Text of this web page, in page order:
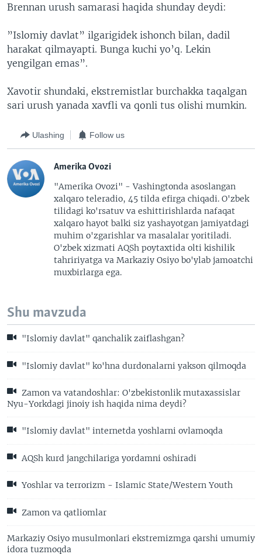
Brennan urush samarasi haqida shunday deydi:
”Islomiy davlat” ilgarigidek ishonch bilan, dadil
harakat qilmayapti. Bunga kuchi yo’q. Lekin
yengilgan emas”.
Xavotir shundaki, ekstremistlar burchakka taqalgan
sari urush yanada xavfli va qonli tus olishi mumkin.
Ulashing Follow us
Amerika Ovozi
"Amerika Ovozi" - Vashingtonda asoslangan
xalqaro teleradio, 45 tilda efirga chiqadi. O'zbek
tilidagi ko'rsatuv va eshittirishlarda nafaqat
xalqaro hayot balki siz yashayotgan jamiyatdagi
muhim o'zgarishlar va masalalar yoritiladi.
O'zbek xizmati AQSh poytaxtida olti kishilik
tahririyatga va Markaziy Osiyo bo'ylab jamoatchi
muxbirlarga ega.
Shu mavzuda
"Islomiy davlat" qanchalik zaiflashgan?
"Islomiy davlat" ko'hna durdonalarni yakson qilmoqda
Zamon va vatandoshlar: O'zbekistonlik mutaxassislar
Nyu-Yorkdagi jinoiy ish haqida nima deydi?
"Islomiy davlat" internetda yoshlarni ovlamoqda
AQSh kurd jangchilariga yordamni oshiradi
Yoshlar va terrorizm - Islamic State/Western Youth
Zamon va qatliomlar
Markaziy Osiyo musulmonlari ekstremizmga qarshi umumiy
idora tuzmoqda